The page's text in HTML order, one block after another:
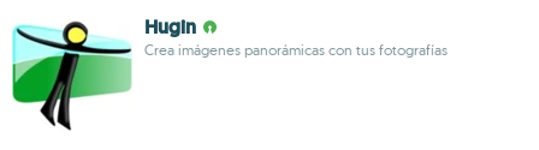
Hugin
Crea imágenes panorámicas con tus fotografías